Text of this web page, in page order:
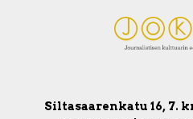
Siltasaarenkatu 16, 7.